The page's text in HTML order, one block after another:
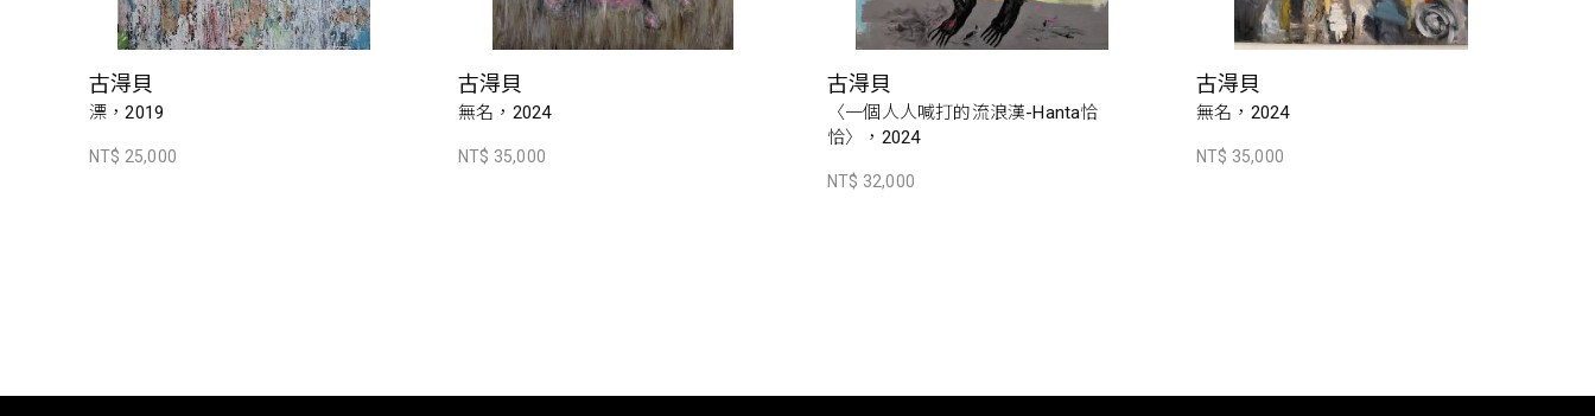
古淂貝
漂，2019
NT$ 25,000
古淂貝
無名，2024
NT$ 35,000
古淂貝
〈一個人人喊打的流浪漢-Hanta恰
恰〉，2024
NT$ 32,000
古淂貝
無名，2024
NT$ 35,000